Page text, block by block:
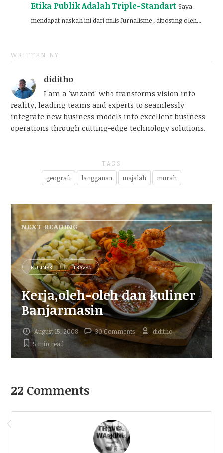
Etika Publik Adalah Triple-Standart Saya
mendapat naskah ini dari milis Jurnalisme , diposting oleh...
WRITTEN BY
diditho
I am a 'wizard' who transforms vision into
reality, leading teams and experts to seamlessly
integrate new business models into excellent business
operations through cutting-edge technology solutions.
TAGS
geografi langganan majalah murah
NEXT READING
KULINER TRAVEL
Kerja,oleh-oleh dan kuliner
Banjarmasin
August 15, 2008 30 Comments
diditho
5 minread
22 Comments